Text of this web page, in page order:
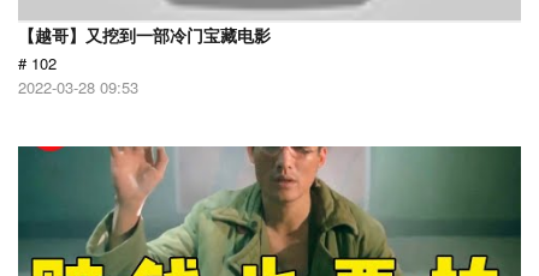
【越哥】又挖到一部冷门宝藏电影
# 102
2022-03-28 09:53